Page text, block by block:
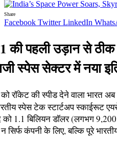
Share
Facebook Twitter LinkedIn
की पहली उड़ान से
स्पेस सेक्टर में नया
रॉकेट की स्पीड देने वाला भारत
स्पेस टेक स्टार्टअप स्काईरूट
1.1 बिलियन डॉलर (लगभग 9,200
सिर्फ कंपनी के लिए, बल्कि पूरे